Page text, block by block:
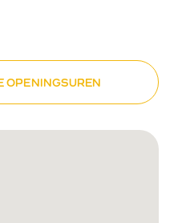
OPENINGSUREN